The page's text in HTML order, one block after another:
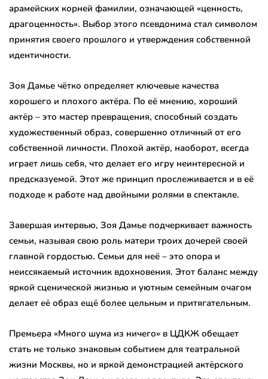
арамейских корней фамилии, означающей «ценность,
драгоценность». Выбор этого псевдонима стал символом
принятия своего прошлого и утверждения собственной
идентичности.
Зоя Дамье чётко определяет ключевые качества
хорошего и плохого актёра. По её мнению, хороший
актёр – это мастер превращения, способный создать
художественный образ, совершенно отличный от его
собственной личности. Плохой актёр, наоборот, всегда
играет лишь себя, что делает его игру неинтересной и
предсказуемой. Этот же принцип прослеживается и в её
подходе к работе над двойными ролями в спектакле.
Завершая интервью, Зоя Дамье подчеркивает важность
семьи, называя свою роль матери троих дочерей своей
главной гордостью. Семьи для неё – это опора и
неиссякаемый источник вдохновения. Этот баланс между
яркой сценической жизнью и уютным семейным очагом
делает её образ ещё более цельным и притягательным.
Премьера «Много шума из ничего» в ЦДКЖ обещает
стать не только знаковым событием для театральной
жизни Москвы, но и яркой демонстрацией актёрского